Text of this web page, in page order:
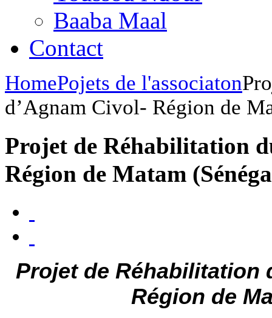
Baaba Maal
Contact
HomePojets de l'associaton
d’Agnam Civol- Région de
Projet de Réhabilitation
Région de Matam
Projet de Réhabilitation
Région de